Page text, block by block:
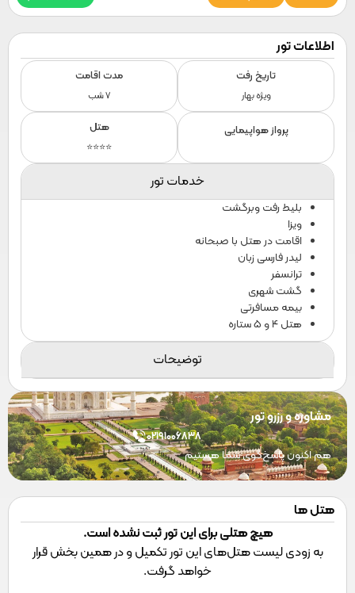
اطلاعات تور
تاریخ رفت
ویژه بهار
مدت اقامت
7 شب
پرواز هواپیمایی هتل
⭐⭐⭐⭐
خدمات تور
بلیط رفت وبرگشت
ویزا
اقامت در هتل با صبحانه
لیدر فارسی زبان
ترانسفر
گشت شهری
بیمه مسافرتی
هتل 4 و 5 ستاره
توضیحات
مشاوره و رزرو تور
02191006838
هم اکنون پاسخ‌گوی شما هستیم
هتل ها
هیچ هتلی برای این تور ثبت نشده است.
به زودی لیست هتل‌های این تور تکمیل و در همین بخش قرار
خواهد گرفت.